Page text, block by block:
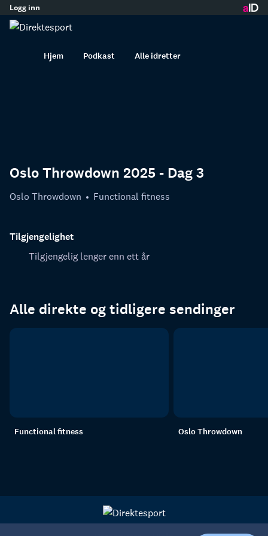
innhold
Logg inn
Hjem Podkast Alle idretter
Oslo Throwdown 2025 - Dag 3
Oslo Throwdown Functional fitness
Tilgjengelighet
Tilgjengelig lenger enn ett år
Alle direkte og tidligere sendinger
Functional fitness Oslo Throwdown